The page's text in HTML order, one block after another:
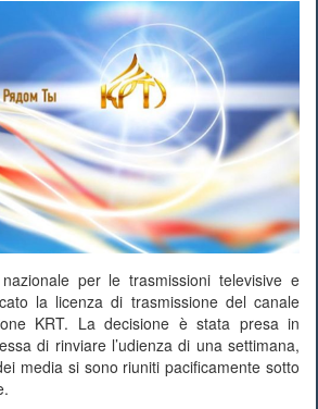
per le trasmissioni televisive e
la licenza di trasmissione del canale
KRT. La decisione è stata presa in
di rinviare l’udienza di una settimana,
media si sono riuniti pacificamente sotto